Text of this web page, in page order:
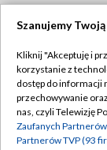
Abonament
Emisja w TVP
Szanujemy
Kliknij "Akceptuję i
korzystanie z
dostęp do informacji
przechowywanie
nas, czyli Telewizję
Zaufanych
Partnerów TVP (93